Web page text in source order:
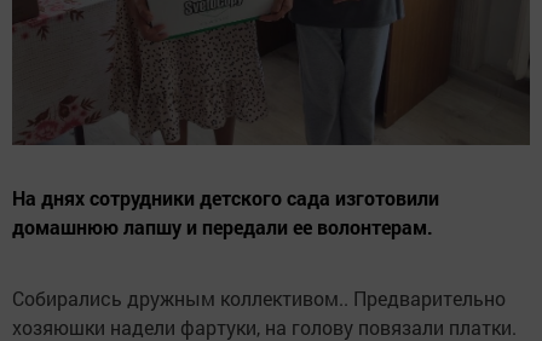
На днях сотрудники детского сада изготовили
домашнюю лапшу и передали ее волонтерам.
Собирались дружным коллективом.. Предварительно
хозяюшки надели фартуки, на голову повязали платки.